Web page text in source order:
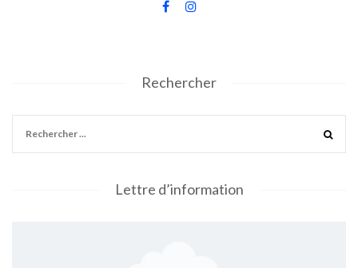
Rechercher
Lettre d’information